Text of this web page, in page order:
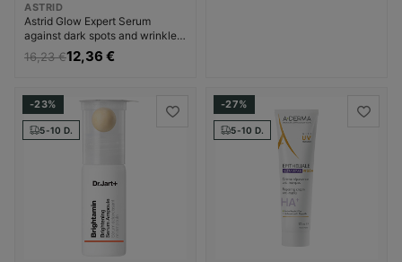
ASTRID
Astrid Glow Expert Serum
against dark spots and wrinkles
Veido serumas pigmentuotai
odai Moterims
16,23 €12,36 €
-23%
5-10 D.
-27%
5-10 D.